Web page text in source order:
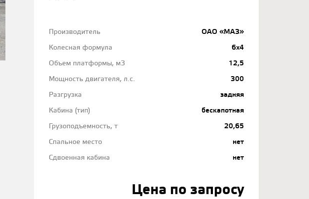
Производитель
ОАО «МАЗ»
Колесная формула
6х4
Объем платформы, м3
12,5
Мощность двигателя, л.с.
300
Разгрузка
задняя
Кабина (тип)
бескапотная
Грузоподъемность, т
20,65
Спальное место
нет
Сдвоенная кабина
нет
Цена по запросу